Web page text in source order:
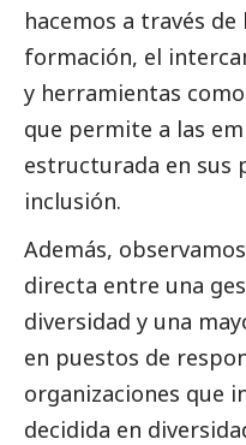
hacemos a través
formación, el
y herramientas
que permite a las
estructurada en sus
inclusión.
Además,
directa entre una
diversidad y una
en puestos de
organizaciones que
decidida en